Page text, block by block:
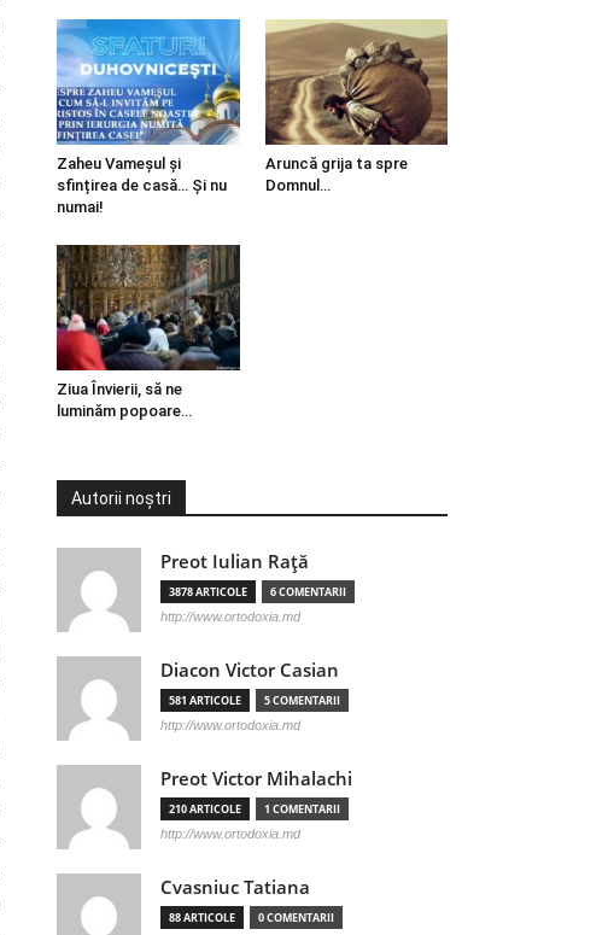
Zaheu Vameșul și
sfințirea de casă… Și nu
numai!
Aruncă grija ta spre
Domnul…
Ziua Învierii, să ne
luminăm popoare…
Autorii noștri
Preot Iulian Raţă
3878 ARTICOLE 6 COMENTARII
http://www.ortodoxia.md
Diacon Victor Casian
581 ARTICOLE 5 COMENTARII
http://www.ortodoxia.md
Preot Victor Mihalachi
210 ARTICOLE 1 COMENTARII
http://www.ortodoxia.md
Cvasniuc Tatiana
88 ARTICOLE 0 COMENTARII